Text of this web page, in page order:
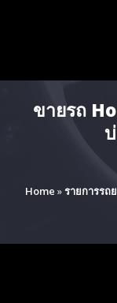
ขายรถ
Home »รายการรถ